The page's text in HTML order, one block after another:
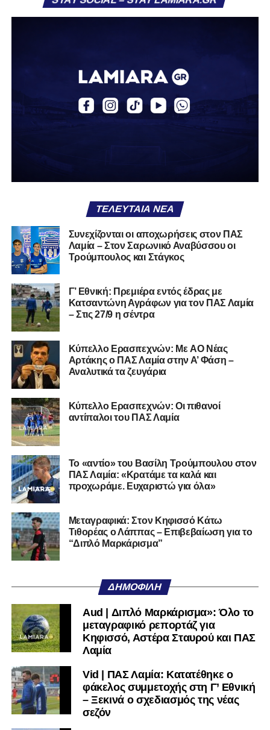
«Ο Α.Ο. Σαρωνικός Αναβύσσου ανακοινώνει την
περσινή σεζόν πραγματοποίησε γεμάτη χρονιά στη Γ’
Στο παρελθόν αγωνίστηκε στην ΑΕΚ Β’, με την οποία
κατέγραψε 10 συμμετοχές στη Super League 2, καθώς
επίσης σε Εθνικό και Ζάκυνθο. Ξεκίνησε την καριέρα του
στις 26 Σεπτεμβρίου 2021.
Καλωσορίζουμε τον Βασίλη στην οικογένεια του
Σαρωνικού και του ευχόμαστε υγεία και πολλές
επιτυχίες.»
Η ανακοίνωση για τον Χρυσόστομο Στάγκο
«Ο Α.Ο. Σαρωνικός Αναβύσσου ανακοινώνει την
απόκτηση του τερματοφύλακα Χρυσόστομου Στάγκου.
Ο 24χρονος τερματοφύλακας (γεννημένος στις
27/06/2002) προέρχεται επίσης από μία γεμάτη χρονιά
στη Γ’ Εθνική με τον ΠΑΣ Λαμία. Στο παρελθόν
αγωνίστηκε στον Λεβαδειακό, ενώ πέρασε και από ομάδες
της Serie D στην Ιταλία, όπως οι Nocerina, S. Maria
Cilento και Castrovillari, έχοντας ξεκινήσει την
ποδοσφαιρική του διαδρομή από τον Απόλλωνα Σμύρνης.
Τον καλωσορίζουμε στην οικογένεια του Σαρωνικού και
του ευχόμαστε υγεία και επιτυχίες.»
Ακολουθήστε τοlamiara.grστοGoogle Newsγια να
μαθαίνετε πρώτοι τα κυανόλευκα νέα στην Ελλάδα και τον
Twitterκαι στοInstagram
μαθαίνετε σε χρόνο dt όλα τα νέα.
ΤΕΛΕΥΤΑΊΑ ΝΈΑ
Συνεχίζονται οι αποχωρήσεις στον ΠΑΣ
Λαμία – Στον Σαρωνικό Αναβύσσου οι
Τρούμπουλος και Στάγκος
Γ’ Εθνική: Πρεμιέρα εντός έδρας με
Κατσαντώνη Αγράφων για τον ΠΑΣ Λαμία
– Στις 27/9 η σέντρα
Kύπελλο Ερασιτεχνών: Με AO Nέας
Αρτάκης ο ΠΑΣ Λαμία στην Α’ Φάση –
Αναλυτικά τα ζευγάρια
Κύπελλο Ερασιτεχνών: Οι πιθανοί
αντίπαλοι του ΠΑΣ Λαμία
Το «αντίο» του Βασίλη Τρούμπουλου στον
ΠΑΣ Λαμία: «Κρατάμε τα καλά και
προχωράμε. Ευχαριστώ για όλα»
Μεταγραφικά: Στον Κηφισσό Κάτω
Τιθορέας ο Λάππας – Επιβεβαίωση για το
“Διπλό Μαρκάρισμα”
ΔΗΜΟΦΙΛΉ
Aud | Διπλό Μαρκάρισμα»: Όλο το
μεταγραφικό ρεπορτάζ για
Κηφισσό, Αστέρα Σταυρού και ΠΑΣ
Λαμία
Vid | ΠΑΣ Λαμία: Κατατέθηκε ο
φάκελος συμμετοχής στη Γ’ Εθνική
– Ξεκινά ο σχεδιασμός της νέας
σεζόν